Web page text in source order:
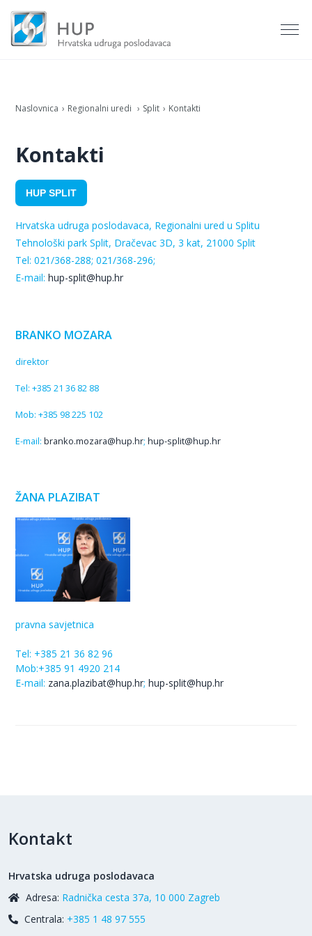
Naslovnica Regionalni uredi Split Kontakti
Kontakti
HUP SPLIT
Hrvatska udruga poslodavaca, Regionalni ured u Splitu
Tehnološki park Split, Dračevac 3D, 3 kat, 21000 Split
Tel: 021/368-288; 021/368-296;
E-mail: hup-split@hup.hr
BRANKO MOZARA
direktor
Tel: +385 21 36 82 88
Mob: +385 98 225 102
E-mail: branko.mozara@hup.hr; hup-split@hup.hr
ŽANA PLAZIBAT
pravna savjetnica
Tel: +385 21 36 82 96
Mob:+385 91 4920 214
E-mail: zana.plazibat@hup.hr; hup-split@hup.hr
Kontakt
Hrvatska udruga poslodavaca
Adresa: Radnička cesta 37a, 10 000 Zagreb
Centrala: +385 1 48 97 555